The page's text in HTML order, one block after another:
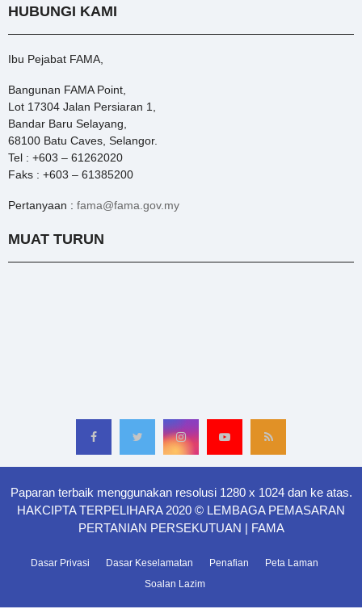
HUBUNGI KAMI
Ibu Pejabat FAMA,
Bangunan FAMA Point,
Lot 17304 Jalan Persiaran 1,
Bandar Baru Selayang,
68100 Batu Caves, Selangor.
Tel : +603 – 61262020
Faks : +603 – 61385200
Pertanyaan : fama@fama.gov.my
MUAT TURUN
Paparan terbaik menggunakan resolusi 1280 x 1024 dan ke atas.
HAKCIPTA TERPELIHARA 2020 © LEMBAGA PEMASARAN
PERTANIAN PERSEKUTUAN | FAMA
Dasar Privasi Dasar Keselamatan Penafian
Peta Laman
Soalan Lazim